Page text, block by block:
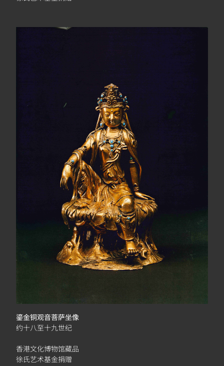
鎏金铜观音菩萨坐像
约十八至十九世纪
香港文化博物馆藏品
徐氏艺术基金捐赠